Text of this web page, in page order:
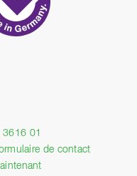
01
de contact